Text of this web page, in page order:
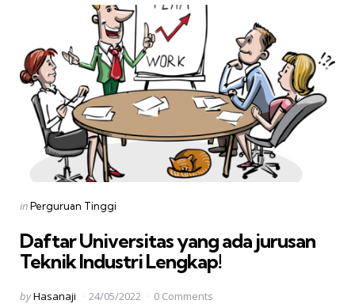
Categories
Posted
inPerguruan Tinggi
Daftar Universitas yang ada jurusan
Teknik Industri Lengkap!
Posted
byHasanaji 24/05/2022 0 Comments